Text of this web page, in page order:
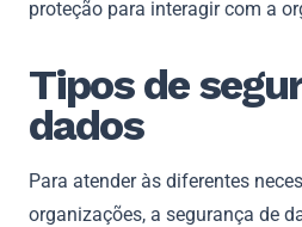
proteção para interagir com a
Tipos de
dados
Para atender às diferentes
organizações, a segurança de